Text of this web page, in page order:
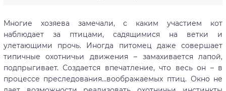
Многие хозяева замечали, с каким участием кот
наблюдает за птицами, садящимися на ветки и
улетающими прочь. Иногда питомец даже совершает
типичные охотничьи движения – замахивается лапой,
подпрыгивает. Создается впечатление, что весь он – в
процессе преследования…воображаемых птиц. Окно не